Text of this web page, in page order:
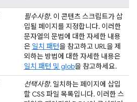
필수사항. 이 콘텐츠 스크립트가 삽
입될 페이지를 지정합니다. 이러한
문자열의 문법에 대한 자세한 내용
은 일치 패턴을 참고하고 URL을 제
외하는 방법에 대한 자세한 내용은
일치 패턴 및 glob을 참고하세요.
선택사항. 일치하는 페이지에 삽입
할 CSS 파일 목록입니다. 이러한 스